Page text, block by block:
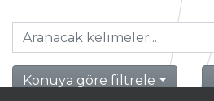
Konuya göre filtrele